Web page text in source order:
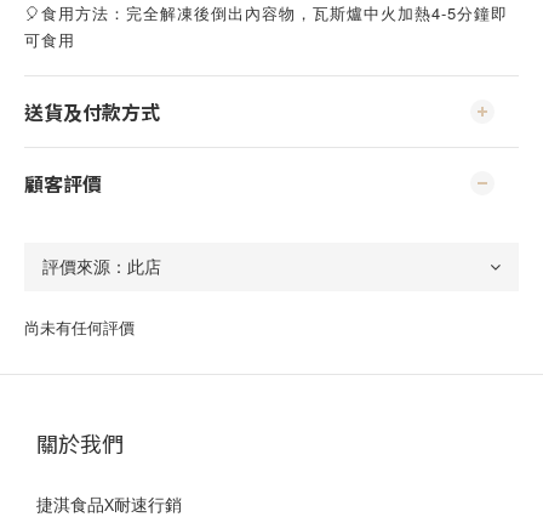
🎈食用方法：完全解凍後倒出內容物，瓦斯爐中火加熱4-5分鐘即
可食用
送貨及付款方式
顧客評價
尚未有任何評價
關於我們
捷淇食品X耐速行銷